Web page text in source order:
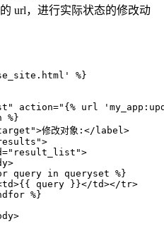
url，进行实际状态的修改动
%}
action="{% url
%}
>修改对象: </ label >
>
="result_list">
>
query in queryset %}
td>{{ query }}</td></tr>
%}
>